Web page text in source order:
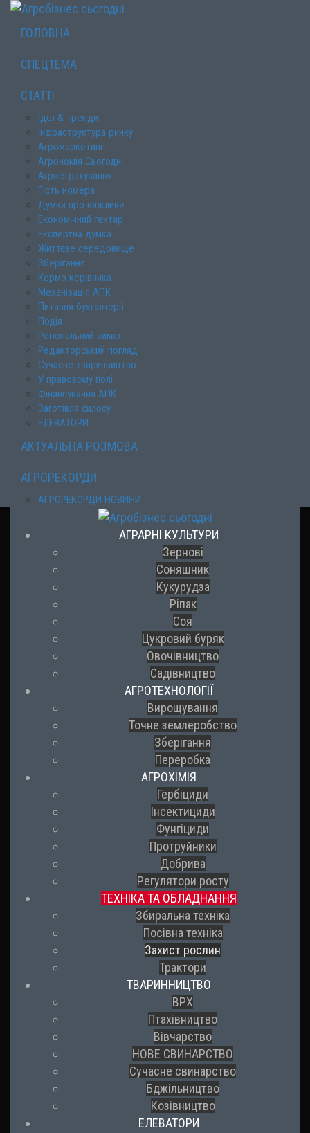
ГОЛОВНА
СПЕЦТЕМА
СТАТТІ
Ідеї & тренди
Інфраструктура ринку
Агромаркетинг
Агрономія Сьогодні
Агрострахування
Гість номера
Думки про важливе
Економічний гектар
Експертна думка
Життєве середовище
Зберігання
Кермо керівника
Механізація АПК
Питання бухгалтерії
Подія
Регіональний вимір
Редакторський погляд
Сучасне тваринництво
У правовому полі
Фінансування АПК
Заготівля силосу
ЕЛЕВАТОРИ
АКТУАЛЬНА РОЗМОВА
АГРОРЕКОРДИ
АГРОРЕКОРДИ НОВИНИ
АГРАРНІ КУЛЬТУРИ
Зернові
Соняшник
Кукурудза
Ріпак
Соя
Цукровий буряк
Овочівництво
Садівництво
АГРОТЕХНОЛОГІЇ
Вирощування
Точне землеробство
Зберігання
Переробка
АГРОХІМІЯ
Гербіциди
Інсектициди
Фунгіциди
Протруйники
Добрива
Регулятори росту
ТЕХНІКА ТА ОБЛАДНАННЯ
Збиральна техніка
Посівна техніка
Захист рослин
Трактори
ТВАРИННИЦТВО
ВРХ
Птахівництво
Вівчарство
НОВЕ СВИНАРСТВО
Сучасне свинарство
Бджільництво
Козівництво
ЕЛЕВАТОРИ